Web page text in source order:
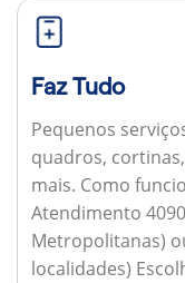
Faz Tudo
Pequenos
quadros,
mais. Como
Atendimento
Metropolitanas)
localidades)